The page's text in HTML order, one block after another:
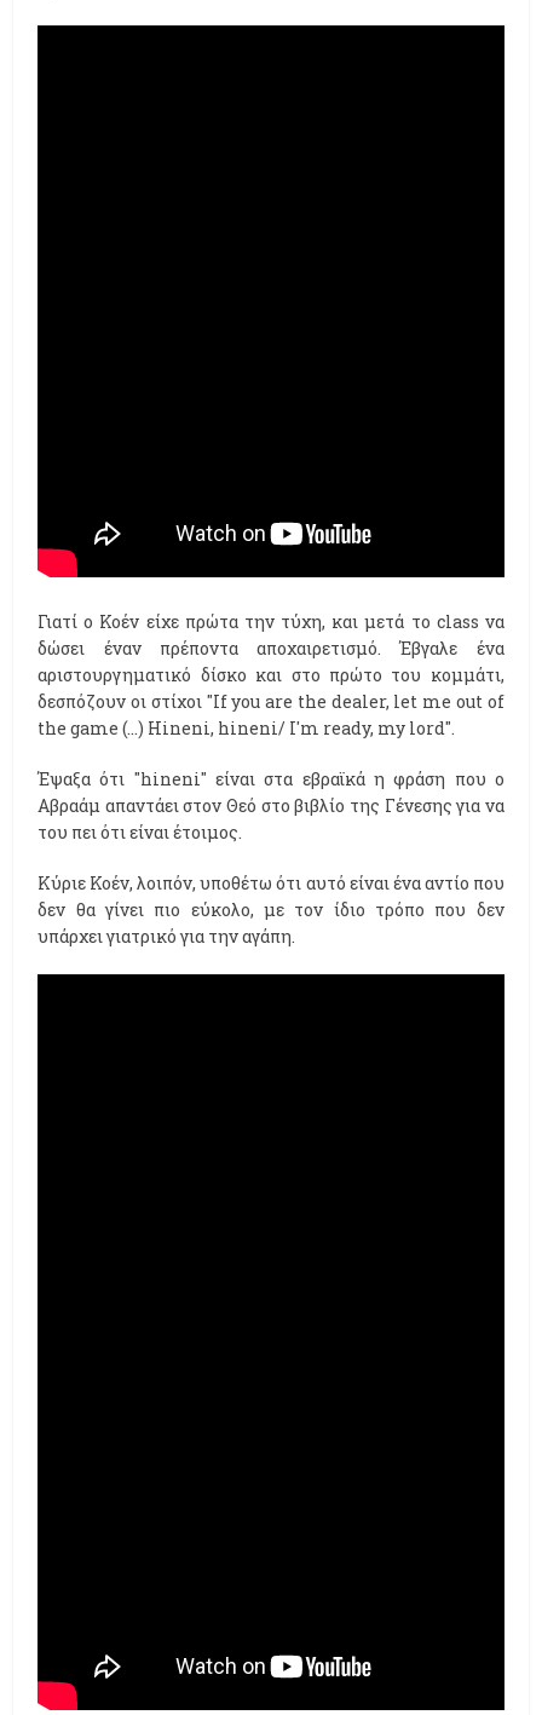
Γιατί ο Κοέν είχε πρώτα την τύχη, και μετά το class να
δώσει έναν πρέποντα αποχαιρετισμό. Έβγαλε ένα
αριστουργηματικό δίσκο και στο πρώτο του κομμάτι,
δεσπόζουν οι στίχοι "If you are the dealer, let me out of
the game (...) Hineni, hineni/ I'm ready, my lord".
Έψαξα ότι "hineni" είναι στα εβραϊκά η φράση που ο
Αβραάμ απαντάει στον Θεό στο βιβλίο της Γένεσης για να
του πει ότι είναι έτοιμος.
Κύριε Κοέν, λοιπόν, υποθέτω ότι αυτό είναι ένα αντίο που
δεν θα γίνει πιο εύκολο, με τον ίδιο τρόπο που δεν
υπάρχει γιατρικό για την αγάπη.